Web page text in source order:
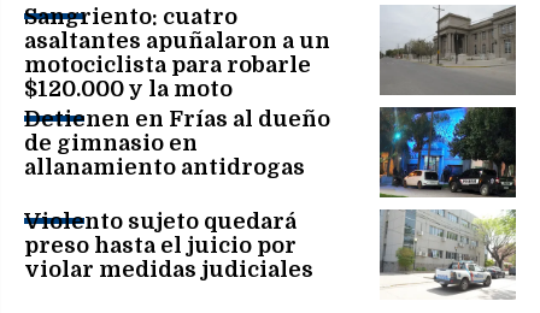
Sangriento: cuatro
asaltantes apuñalaron a un
motociclista para robarle
$120.000 y la moto
Detienen en Frías al dueño
de gimnasio en
allanamiento antidrogas
Violento sujeto quedará
preso hasta el juicio por
violar medidas judiciales